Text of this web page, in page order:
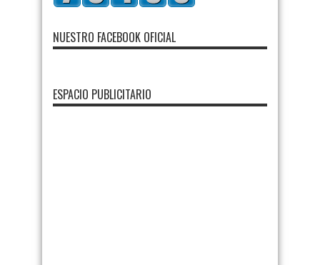
NUESTRO FACEBOOK OFICIAL
ESPACIO PUBLICITARIO